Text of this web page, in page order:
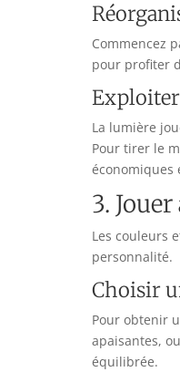
Commencez
pour profiter
La lumière
Pour tirer le
économiques
3.
Les couleurs
personnalité.
Choisir
Pour obtenir
apaisantes,
équilibrée.